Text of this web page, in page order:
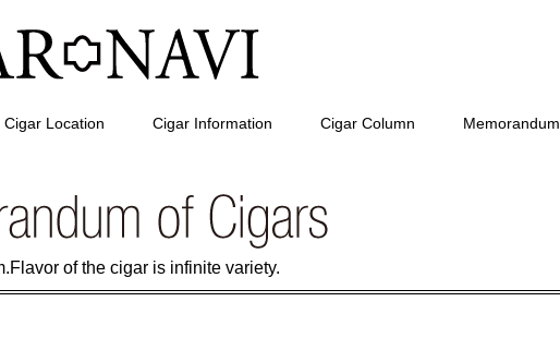
Cigar Location Cigar Information Cigar Column Memorandum
of the cigar is infinite variety.